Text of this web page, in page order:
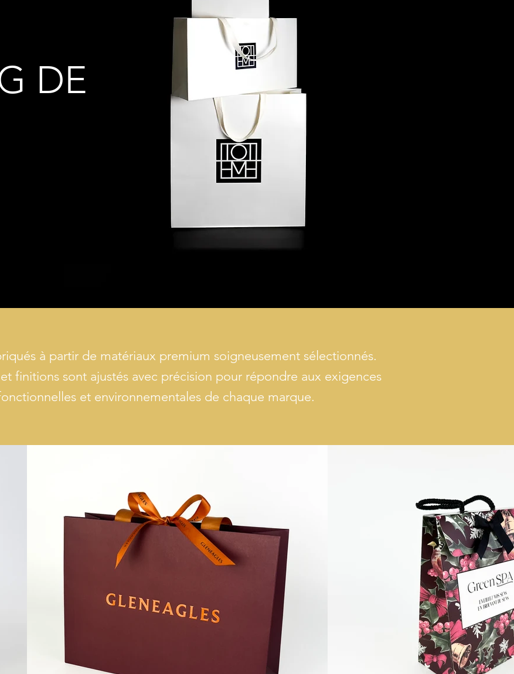
DE
à partir de matériaux premium soigneusement sélectionnés.
finitions sont ajustés avec précision pour répondre aux exigences
et environnementales de chaque marque.